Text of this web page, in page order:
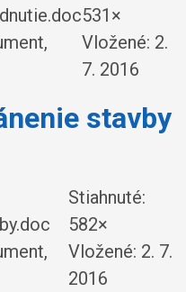
531×
Vložené: 2.
7. 2016
stavby
Stiahnuté:
582×
Vložené: 2. 7.
2016